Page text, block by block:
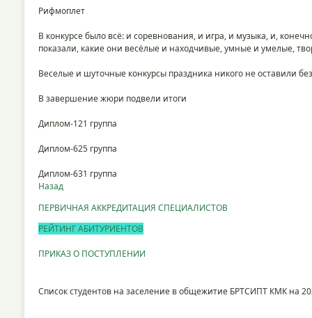
Рифмоплет
В конкурсе было всё: и соревнования, и игра, и музыка, и,
показали, какие они весёлые и находчивые, умные и умелые,
Веселые и шуточные конкурсы праздника никого не оставили
В завершение жюри подвели итоги
Диплом-121 группа
Диплом-625 группа
Диплом-631 группа
Назад
ПЕРВИЧНАЯ АККРЕДИТАЦИЯ СПЕЦИАЛИСТОВ
РЕЙТИНГ АБИТУРИЕНТОВ
ПРИКАЗ О ПОСТУПЛЕНИИ
Список студентов на заселение в общежитие БРТСИПТ КМК на